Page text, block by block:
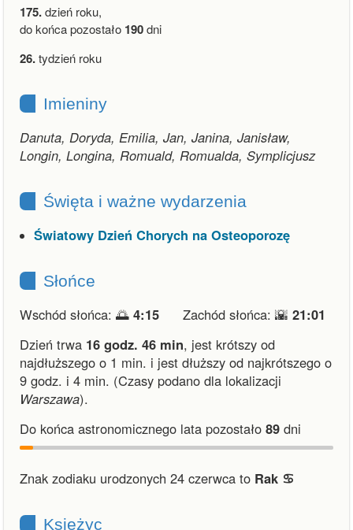
175.dzień roku,
do końca pozostało 190dni
26.tydzień roku
Imieniny
Danuta, Doryda, Emilia, Jan, Janina, Janisław,
Longin, Longina, Romuald, Romualda, Symplicjusz
Święta i ważne wydarzenia
Światowy Dzień Chorych na Osteoporozę
Słońce
Wschód słońca: 🌅 4:15 Zachód słońca: 🌇 21:01
Dzień trwa 16 godz. 46 min, jest krótszy od
najdłuższego o 1 min. i jest dłuższy od najkrótszego o
9 godz. i 4 min. (Czasy podano dla lokalizacji
Warszawa).
Do końca astronomicznego lata pozostało 89 dni
Znak zodiaku urodzonych 24 czerwca to Rak ♋︎
Księżyc